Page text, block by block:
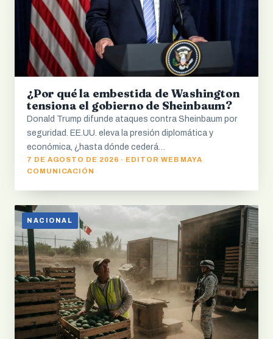
¿Por qué la embestida de Washington
tensiona el gobierno de Sheinbaum?
Donald Trump difunde ataques contra Sheinbaum por
seguridad. EE.UU. eleva la presión diplomática y
económica, ¿hasta dónde cederá…
7 DE AGOSTO DE 2026 · EDITOR WEB MAYA
COMUNICACIÓN
NACIONAL